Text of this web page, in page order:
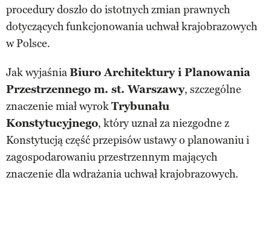
procedury doszło do istotnych zmian prawnych
dotyczących funkcjonowania uchwał krajobrazowych
w Polsce.
Jak wyjaśniaBiuro Architektury i Planowania
Przestrzennego m. st. Warszawy, szczególne
znaczenie miał wyrokTrybunału
Konstytucyjnego, który uznał za niezgodne z
Konstytucją część przepisów ustawy o planowaniu i
zagospodarowaniu przestrzennym mających
znaczenie dla wdrażania uchwał krajobrazowych.